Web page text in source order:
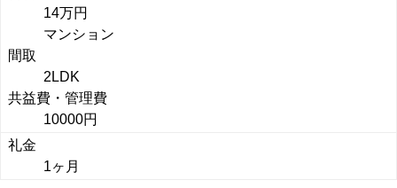
14万円
マンション
間取
2LDK
共益費・管理費
10000円
礼金
1ヶ月